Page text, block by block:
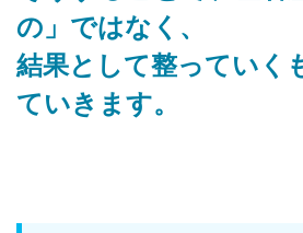
の」ではなく、
結果として整っていく
ていきます。